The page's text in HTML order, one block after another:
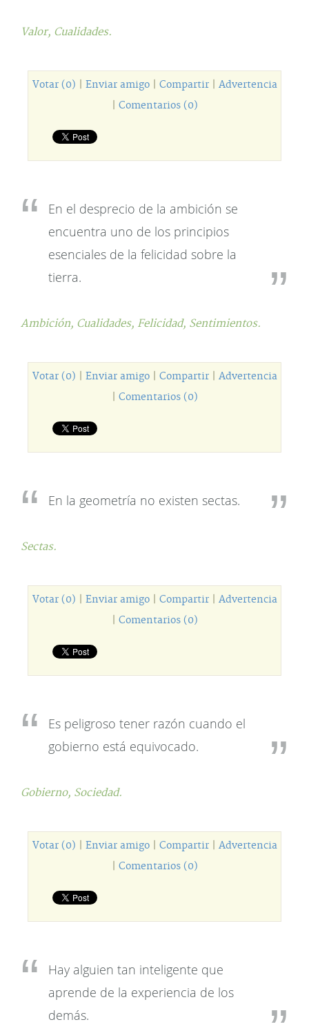
Valor, Cualidades.
Votar (0) Enviar amigo| Compartir| Advertencia
Comentarios (0)
En el desprecio de la ambición se
encuentra uno de los principios
esenciales de la felicidad sobre la
tierra.
Ambición, Cualidades, Felicidad, Sentimientos.
Votar (0) Enviar amigo| Compartir| Advertencia
Comentarios (0)
En la geometría no existen sectas.
Sectas.
Votar (0) Enviar amigo| Compartir| Advertencia
Comentarios (0)
Es peligroso tener razón cuando el
gobierno está equivocado.
Gobierno, Sociedad.
Votar (0) Enviar amigo| Compartir| Advertencia
Comentarios (0)
Hay alguien tan inteligente que
aprende de la experiencia de los
demás.